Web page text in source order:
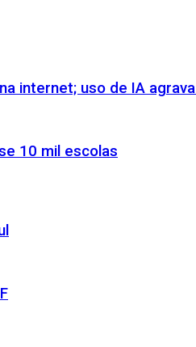
internet; uso de IA
10 mil escolas